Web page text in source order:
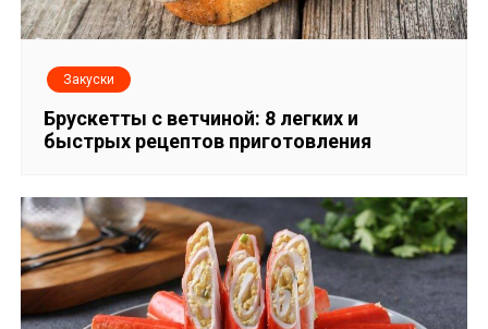
я
м
Закуски
Брускетты с ветчиной: 8 легких и
быстрых рецептов приготовления